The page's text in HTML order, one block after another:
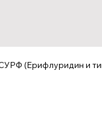
(Ерифлуридин и